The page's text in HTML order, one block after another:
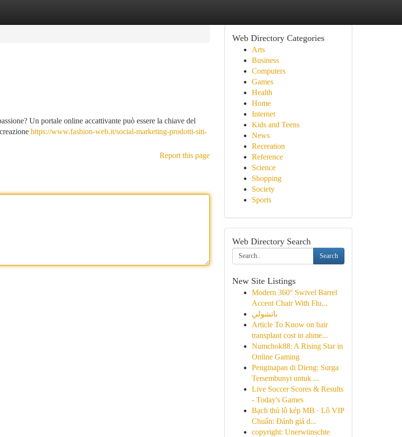
Un portale online accattivante può essere la chiave del
https://www.fashion-web.it/social-marketing-prodotti-siti-
Report this page
Web Directory Categories
Arts
Business
Computers
Games
Health
Home
Internet
Kids and Teens
News
Recreation
Reference
Science
Shopping
Society
Sports
Web Directory Search
Search
New Site Listings
Modern 360° Swivel Barrel
Accent Chair With Flu...
باتشولي
Article To Know on hair
transplant cost in ahme...
Numchok88: A Rising Star in
Online Gaming
Penginapan di Dieng: Surga
Tersembunyi untuk ...
Live Soccer Scores & Results
- Today's Games
Bạch thủ lô kép MB · Lô VIP
Chuẩn: Đánh giá d...
copyright: Unerwünschte